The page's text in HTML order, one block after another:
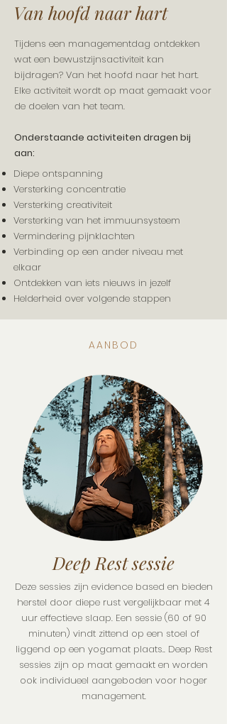
Van hoofd naar hart
Tijdens een managementdag ontdekken
wat een bewustzijnsactiviteit kan
bijdragen? Van het hoofd naar het hart.
Elke activiteit wordt op maat gemaakt voor
de doelen van het team.
Onderstaande activiteiten dragen bij
aan:
Diepe ontspanning
Versterking concentratie
Versterking creativiteit
Versterking van het immuunsysteem
Vermindering pijnklachten
Verbinding op een ander niveau met
elkaar
Ontdekken van iets nieuws in jezelf
Helderheid over volgende stappen
AANBOD
Deep Rest sessie
Deze sessies zijn evidence based en bieden
herstel door diepe rust vergelijkbaar met 4
uur effectieve slaap. Een sessie (60 of 90
minuten) vindt zittend op een stoel of
liggend op een yogamat plaats.. Deep Rest
sessies zijn op maat gemaakt en worden
ook individueel aangeboden voor hoger
management.